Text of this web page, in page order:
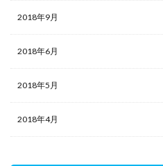
2018年9月
2018年6月
2018年5月
2018年4月